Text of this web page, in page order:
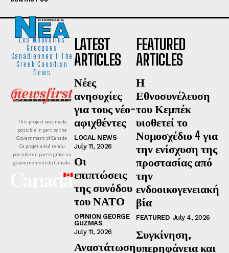
Les Nouvelles
Grecques
Canadiennes I The
Greek Canadian
News
This project was made
possible in part by the
Government of Canada.
Ce projet a été rendu
possible en partie grâce au
gouvernement du Canada.
LATEST
ARTICLES
Νέες
ανησυχίες
για τους νέο-
αφιχθέντες
LOCAL NEWS
July 11, 2026
Οι
επιπτώσεις
της συνόδου
του ΝΑΤΟ
OPINION GEORGE
GUZMAS
July 11, 2026
Αναστάτωση
FEATURED
ARTICLES
Η
Εθνοσυνέλευση
του Κεμπέκ
υιοθετεί το
Νομοσχέδιο 4 για
την ενίσχυση της
προστασίας από
την
ενδοοικογενειακή
βία
FEATURED July 4, 2026
Συγκίνηση,
υπερηφάνεια και